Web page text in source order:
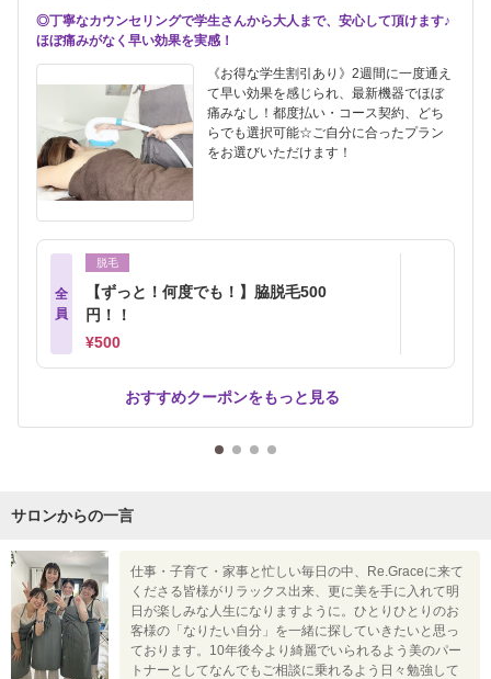
◎丁寧なカウンセリングで学生さんから大人まで、安心して頂けます♪
ほぼ痛みがなく早い効果を実感！
《お得な学生割引あり》2週間に一度通え
て早い効果を感じられ、最新機器でほぼ
痛みなし！都度払い・コース契約、どち
らでも選択可能☆ご自分に合ったプラン
をお選びいただけます！
全
員
脱毛
【ずっと！何度でも！】脇脱毛500
円！！
¥500
おすすめクーポンをもっと見る
サロンからの一言
仕事・子育て・家事と忙しい毎日の中、Re.Graceに来て
くださる皆様がリラックス出来、更に美を手に入れて明
日が楽しみな人生になりますように。ひとりひとりのお
客様の「なりたい自分」を一緒に探していきたいと思っ
ております。10年後今より綺麗でいられるよう美のパー
トナーとしてなんでもご相談に乗れるよう日々勉強して